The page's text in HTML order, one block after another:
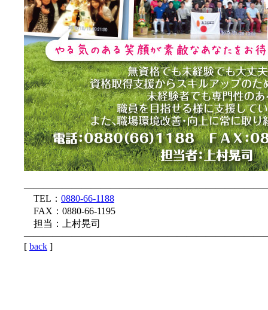
TEL： 0880-66-1188
FAX：0880-66-1195
担当：上村晃司
[ back ]